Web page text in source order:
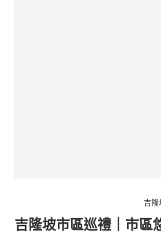
吉隆
吉隆坡市區巡禮｜市區